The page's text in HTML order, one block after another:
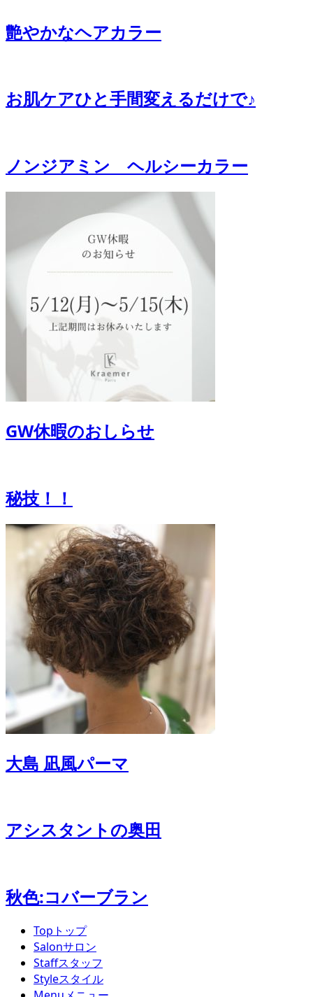
艶やかなヘアカラー
お肌ケアひと手間変えるだけで♪
ノンジアミン ヘルシーカラー
GW休暇のおしらせ
秘技！！
大島 凪風パーマ
アシスタントの奥田
秋色:コバーブラン
Top トップ
Salonサロン
Staffスタッフ
Styleスタイル